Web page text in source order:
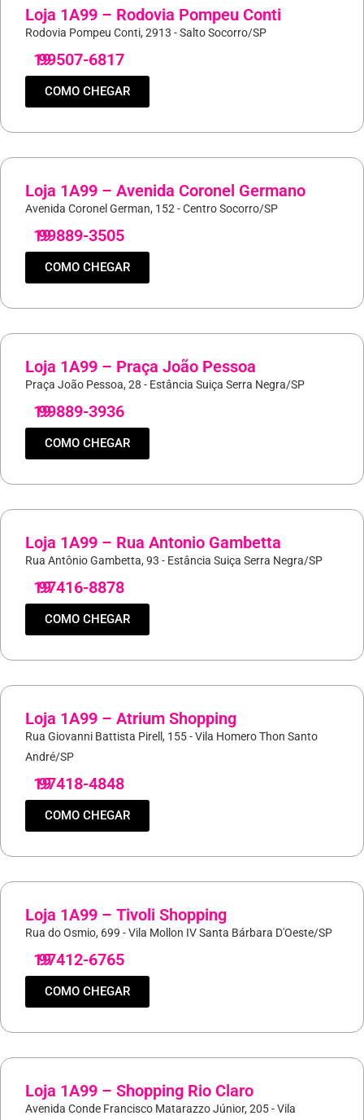
Loja 1A99 – Rodovia Pompeu Conti
Rodovia Pompeu Conti, 2913 - Salto Socorro/SP
19
99507-6817
COMO CHEGAR
Loja 1A99 – Avenida Coronel Germano
Avenida Coronel German, 152 - Centro Socorro/SP
19
99889-3505
COMO CHEGAR
Loja 1A99 – Praça João Pessoa
Praça João Pessoa, 28 - Estância Suiça Serra Negra/SP
19
99889-3936
COMO CHEGAR
Loja 1A99 – Rua Antonio Gambetta
Rua Antônio Gambetta, 93 - Estância Suiça Serra Negra/SP
19
97416-8878
COMO CHEGAR
Loja 1A99 – Atrium Shopping
Rua Giovanni Battista Pirell, 155 - Vila Homero Thon Santo
André/SP
19
97418-4848
COMO CHEGAR
Loja 1A99 – Tivoli Shopping
Rua do Osmio, 699 - Vila Mollon IV Santa Bárbara D'Oeste/SP
19
97412-6765
COMO CHEGAR
Loja 1A99 – Shopping Rio Claro
Avenida Conde Francisco Matarazzo Júnior, 205 - Vila